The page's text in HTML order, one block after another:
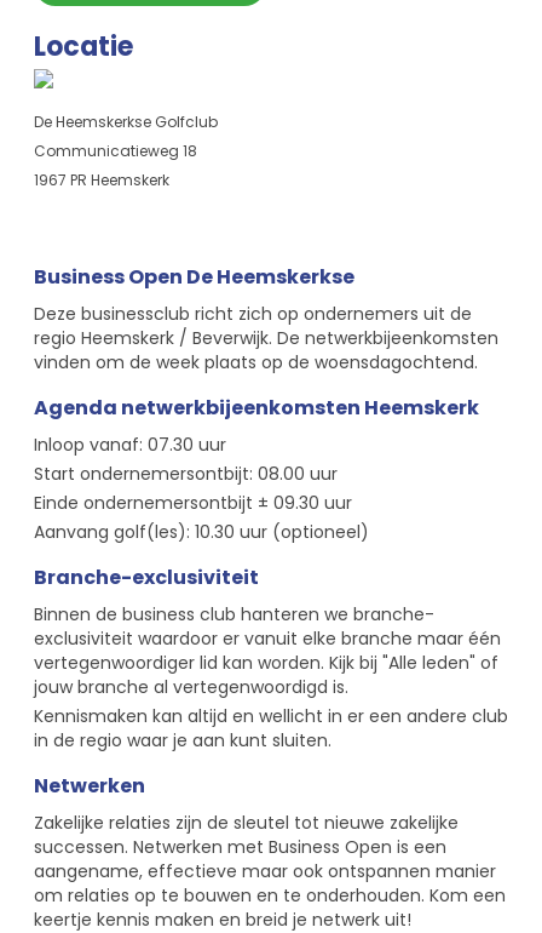
Locatie
De Heemskerkse Golfclub
Communicatieweg 18
1967 PR Heemskerk
Business Open De Heemskerkse
Deze businessclub richt zich op ondernemers uit de
regio Heemskerk / Beverwijk. De netwerkbijeenkomsten
vinden om de week plaats op de woensdagochtend.
Agenda netwerkbijeenkomsten Heemskerk
Inloop vanaf: 07.30 uur
Start ondernemersontbijt: 08.00 uur
Einde ondernemersontbijt ± 09.30 uur
Aanvang golf(les): 10.30 uur (optioneel)
Branche-exclusiviteit
Binnen de business club hanteren we branche-
exclusiviteit waardoor er vanuit elke branche maar één
vertegenwoordiger lid kan worden. Kijk bij "Alle leden" of
jouw branche al vertegenwoordigd is.
Kennismaken kan altijd en wellicht in er een andere club
in de regio waar je aan kunt sluiten.
Netwerken
Zakelijke relaties zijn de sleutel tot nieuwe zakelijke
successen. Netwerken met Business Open is een
aangename, effectieve maar ook ontspannen manier
om relaties op te bouwen en te onderhouden. Kom een
keertje kennis maken en breid je netwerk uit!